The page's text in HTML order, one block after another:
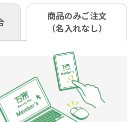
907
PM5:00（土・日・祝日を
くの数量を印刷すると、1
の印刷代単価がお安くなり
が少なく一定数に満たな
単価計算ではなく、印刷
料金を一式頂戴する場合が
。
手数料はお客さま負担と
のでご注意ください。
午前中までにご注文とご入
れば翌日着でお送りする
合、ご相談ください。最
たします。
への納品の場合、別途送
場合がございます。
らご確認ください。
商品のみご注文
（名入れなし）